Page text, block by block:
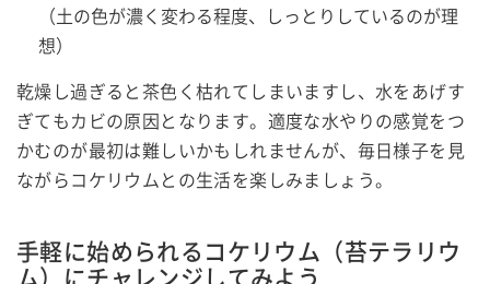
（土の色が濃く変わる程度、しっとりしているのが理
想）
乾燥し過ぎると茶色く枯れてしまいますし、水をあげす
ぎてもカビの原因となります。適度な水やりの感覚をつ
かむのが最初は難しいかもしれませんが、毎日様子を見
ながらコケリウムとの生活を楽しみましょう。
手軽に始められるコケリウム（苔テラリウ